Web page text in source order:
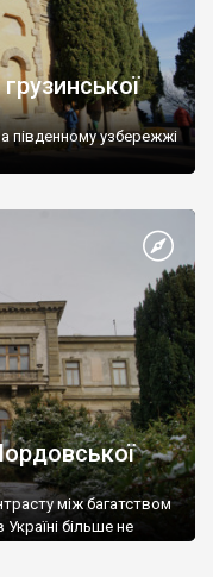
південному узбережжі
між багатством
більше не